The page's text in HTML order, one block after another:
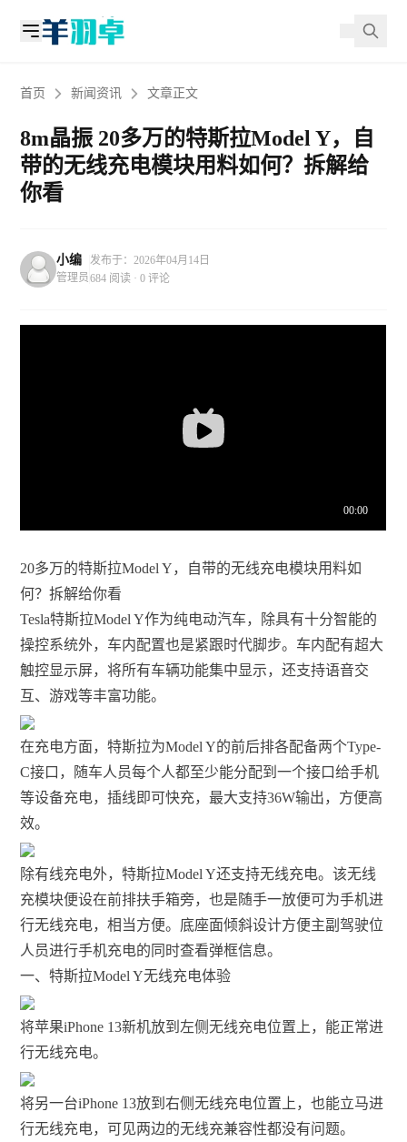
首页 新闻资讯 文章正文
8m晶振 20多万的特斯拉Model Y，自
带的无线充电模块用料如何？拆解给
你看
小编
管理员
发布于：2026年04月14日
684 阅读 · 0 评论
20多万的特斯拉Model Y，自带的无线充电模块用料如
何？拆解给你看
Tesla特斯拉Model Y作为纯电动汽车，除具有十分智能的
操控系统外，车内配置也是紧跟时代脚步。车内配有超大
触控显示屏，将所有车辆功能集中显示，还支持语音交
互、游戏等丰富功能。
在充电方面，特斯拉为Model Y的前后排各配备两个Type-
C接口，随车人员每个人都至少能分配到一个接口给手机
等设备充电，插线即可快充，最大支持36W输出，方便高
效。
除有线充电外，特斯拉Model Y还支持无线充电。该无线
充模块便设在前排扶手箱旁，也是随手一放便可为手机进
行无线充电，相当方便。底座面倾斜设计方便主副驾驶位
人员进行手机充电的同时查看弹框信息。
一、特斯拉Model Y无线充电体验
将苹果iPhone 13新机放到左侧无线充电位置上，能正常进
行无线充电。
将另一台iPhone 13放到右侧无线充电位置上，也能立马进
行无线充电，可见两边的无线充兼容性都没有问题。